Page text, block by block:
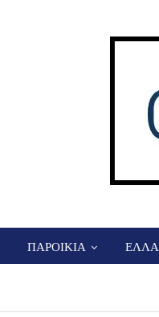
ΠΑΡΟΙΚΙΑ